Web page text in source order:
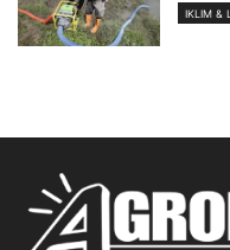
IKLIM &